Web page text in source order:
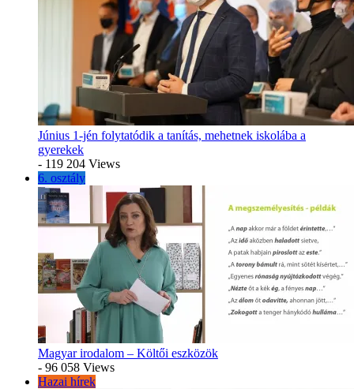
Június 1-jén folytatódik a tanítás, mehetnek iskolába a
gyerekek
- 119 204 Views
6. osztály
Magyar irodalom – Költői eszközök
- 96 058 Views
Hazai hírek